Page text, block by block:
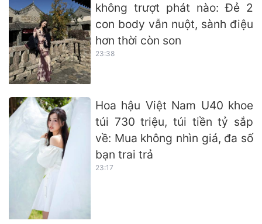
không trượt phát nào: Đẻ 2
con body vẫn nuột, sành điệu
hơn thời còn son
23:38
Hoa hậu Việt Nam U40 khoe
túi 730 triệu, túi tiền tỷ sắp
về: Mua không nhìn giá, đa số
bạn trai trả
23:17